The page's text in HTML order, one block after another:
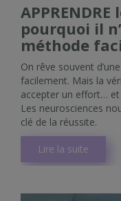
pourquoi il
méthode
On rêve souvent
facilement. Mais la
accepter un effort…
Les neurosciences
clé de la réussite.
Lire la suite